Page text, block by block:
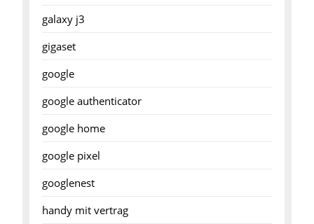
galaxy j3
gigaset
google
google authenticator
google home
google pixel
googlenest
handy mit vertrag